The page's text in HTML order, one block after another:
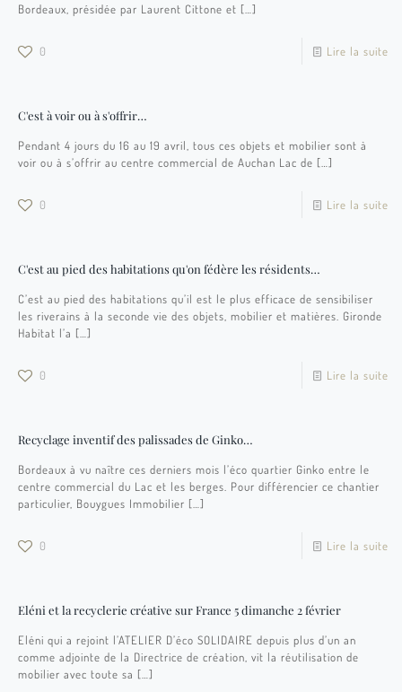
Bordeaux, présidée par Laurent Cittone et […]
0 Lire la suite
C'est à voir ou à s'offrir…
Pendant 4 jours du 16 au 19 avril, tous ces objets et mobilier sont à
voir ou à s’offrir au centre commercial de Auchan Lac de […]
0 Lire la suite
C'est au pied des habitations qu'on fédère les résidents…
C’est au pied des habitations qu’il est le plus efficace de sensibiliser
les riverains à la seconde vie des objets, mobilier et matières. Gironde
Habitat l’a […]
0 Lire la suite
Recyclage inventif des palissades de Ginko…
Bordeaux à vu naître ces derniers mois l’éco quartier Ginko entre le
centre commercial du Lac et les berges. Pour différencier ce chantier
particulier, Bouygues Immobilier […]
0 Lire la suite
Eléni et la recyclerie créative sur France 5 dimanche 2 février
Eléni qui a rejoint l’ATELIER D’éco SOLIDAIRE depuis plus d’un an
comme adjointe de la Directrice de création, vit la réutilisation de
mobilier avec toute sa […]